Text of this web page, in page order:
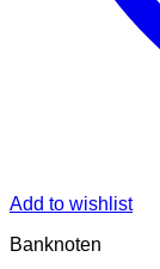
Add to wishlist
Banknoten